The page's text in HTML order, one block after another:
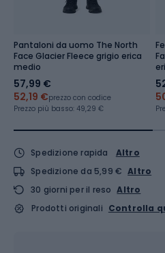
Pantaloni da uomo The North
Face Glacier Fleece grigio erica
medio
57,99 €
52,19 €prezzo con codice
Prezzo più basso: 49,29 €
Spedizione rapida
Altro
Spedizione da 5,99 € Altro
30 giorni per il reso Altro
Prodotti originali Controlla